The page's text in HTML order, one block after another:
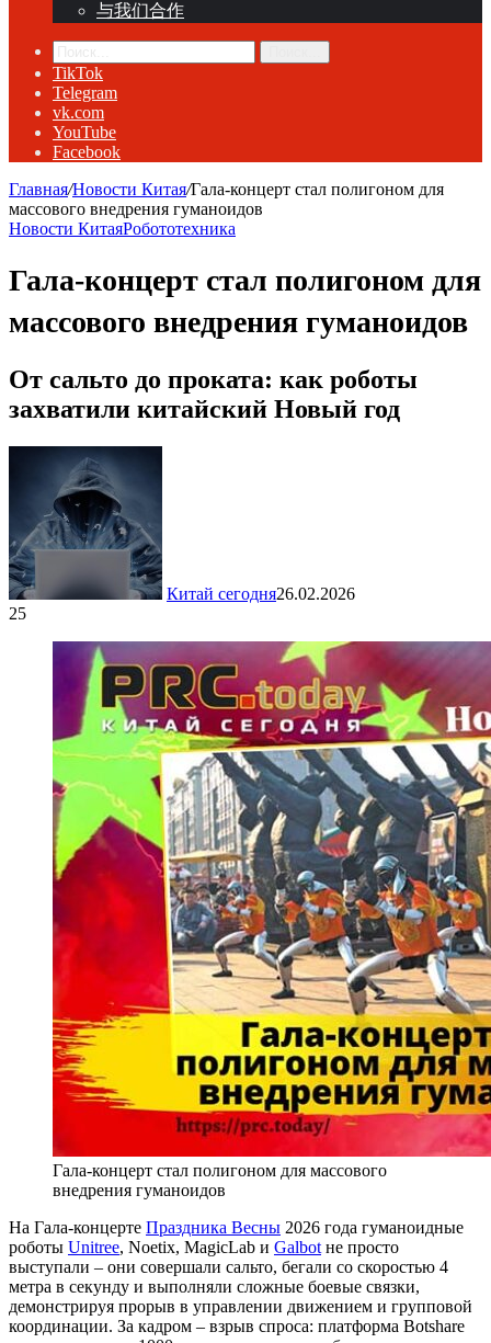
与我们合作
TikTok
Telegram
vk.com
YouTube
Facebook
Главная/Новости Китая/Гала-концерт стал полигоном для
массового внедрения гуманоидов
Новости КитаяРобототехника
Гала-концерт стал полигоном для
массового внедрения гуманоидов
От сальто до проката: как роботы
захватили китайский Новый год
Китай сегодня26.02.2026
25
Гала-концерт стал полигоном для массового
внедрения гуманоидов
На Гала-концерте Праздника Весны 2026 года гуманоидные
роботы Unitree, Noetix, MagicLab и Galbot не просто
выступали – они совершали сальто, бегали со скоростью 4
метра в секунду и выполняли сложные боевые связки,
демонстрируя прорыв в управлении движением и групповой
координации. За кадром – взрыв спроса: платформа Botshare